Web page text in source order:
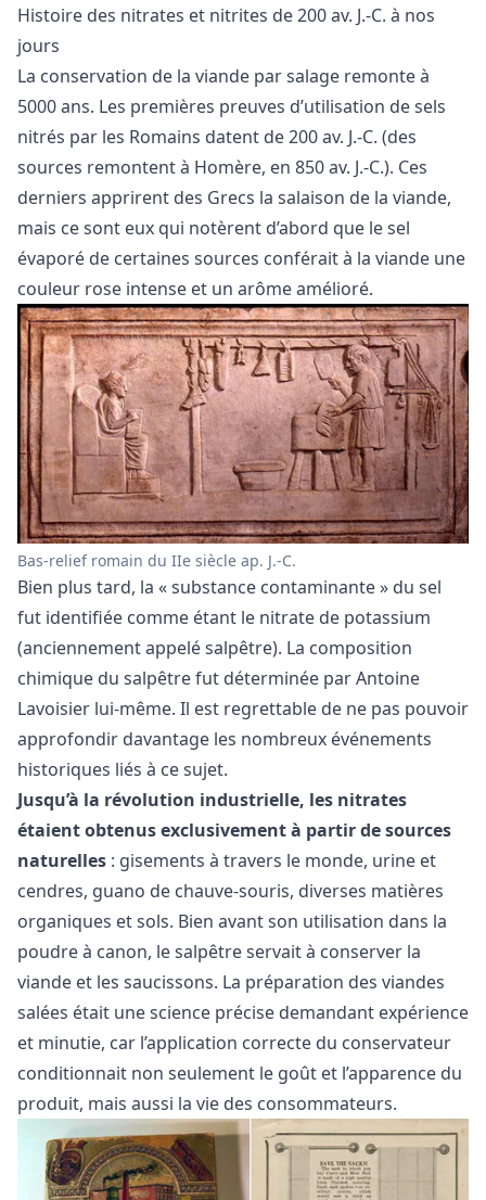
Histoire des nitrates et nitrites de 200 av. J.-C. à nos
jours
La conservation de la viande par salage remonte à
5000 ans. Les premières preuves d’utilisation de sels
nitrés par les Romains datent de 200 av. J.-C. (des
sources remontent à Homère, en 850 av. J.-C.). Ces
derniers apprirent des Grecs la salaison de la viande,
mais ce sont eux qui notèrent d’abord que le sel
évaporé de certaines sources conférait à la viande une
couleur rose intense et un arôme amélioré.
Bas-relief romain du IIe siècle ap. J.-C.
Bien plus tard, la « substance contaminante » du sel
fut identifiée comme étant le nitrate de potassium
(anciennement appelé salpêtre). La composition
chimique du salpêtre fut déterminée par Antoine
Lavoisier lui-même. Il est regrettable de ne pas pouvoir
approfondir davantage les nombreux événements
historiques liés à ce sujet.
Jusqu’à la révolution industrielle, les nitrates
étaient obtenus exclusivement à partir de sources
naturelles : gisements à travers le monde, urine et
cendres, guano de chauve-souris, diverses matières
organiques et sols. Bien avant son utilisation dans la
poudre à canon, le salpêtre servait à conserver la
viande et les saucissons. La préparation des viandes
salées était une science précise demandant expérience
et minutie, car l’application correcte du conservateur
conditionnait non seulement le goût et l’apparence du
produit, mais aussi la vie des consommateurs.